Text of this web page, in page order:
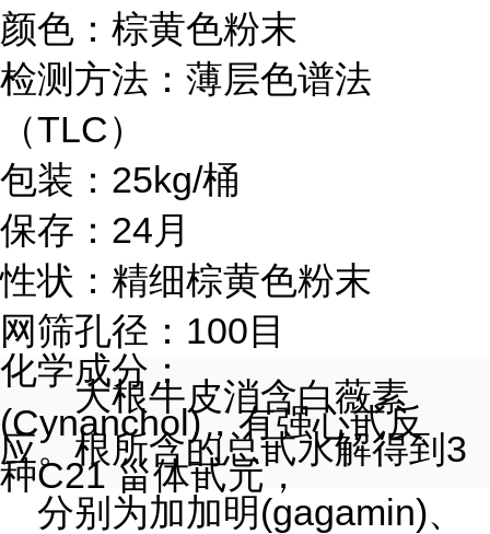
颜色 ： 棕黄色粉末
检测方法 ： 薄层色谱法
（TLC）
包装 ： 25kg/桶
保存 ： 24月
性状： 精细棕黄色粉末
网筛孔径 ：100目
化学成分 ：
大根牛皮消含白薇素
(Cynanchol)，有强心甙反
应。根所含的总甙水解得到3
种C21 甾体甙元，
分别为加加明(gagamin)、